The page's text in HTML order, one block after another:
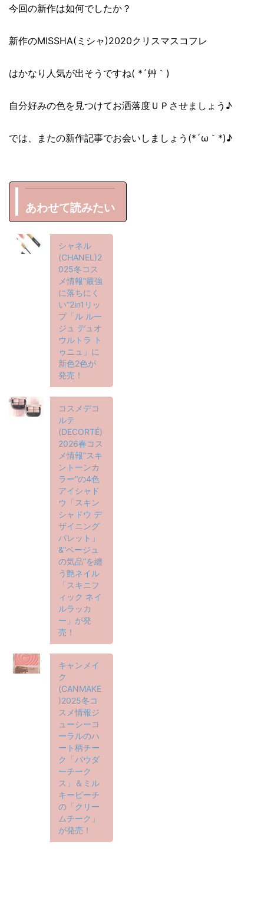
今回の新作は如何でしたか？
新作のMISSHA(ミシャ)2020クリスマスコフレ
はかなり人気が出そうですね( *´艸｀)
自分好みの色を見つけてお洒落度ＵＰさせましょう♪
では、またの新作記事でお会いしましょう(*´ω｀*)♪
あわせて読みたい
シャネル
(CHANEL)2
025冬コス
メ情報“最強
に落ちにく
い”2in1リッ
プ「ル ルー
ジュ デュオ
ウルトラ ト
ゥニュ」に
新色2色が
発売！
コスメデコ
ルテ
(DECORTÉ)
2026春コス
メ情報“スキ
ントーンカ
ラー”の4色
アイシャド
ウ「スキン
シャドウ デ
ザイニング
パレット」
&“ベージュ
の気品”を纏
う艶ネイル
「スキニフ
ィック ネイ
ルラッカ
ー」が発
売！
キャンメイ
ク
(CANMAKE
)2025冬コ
スメ情報ジ
ューシーコ
ーラルのハ
ート柄チー
ク「パウダ
ーチーク
ス」＆ミル
キーピーチ
の「クリー
ムチーク」
が発売！